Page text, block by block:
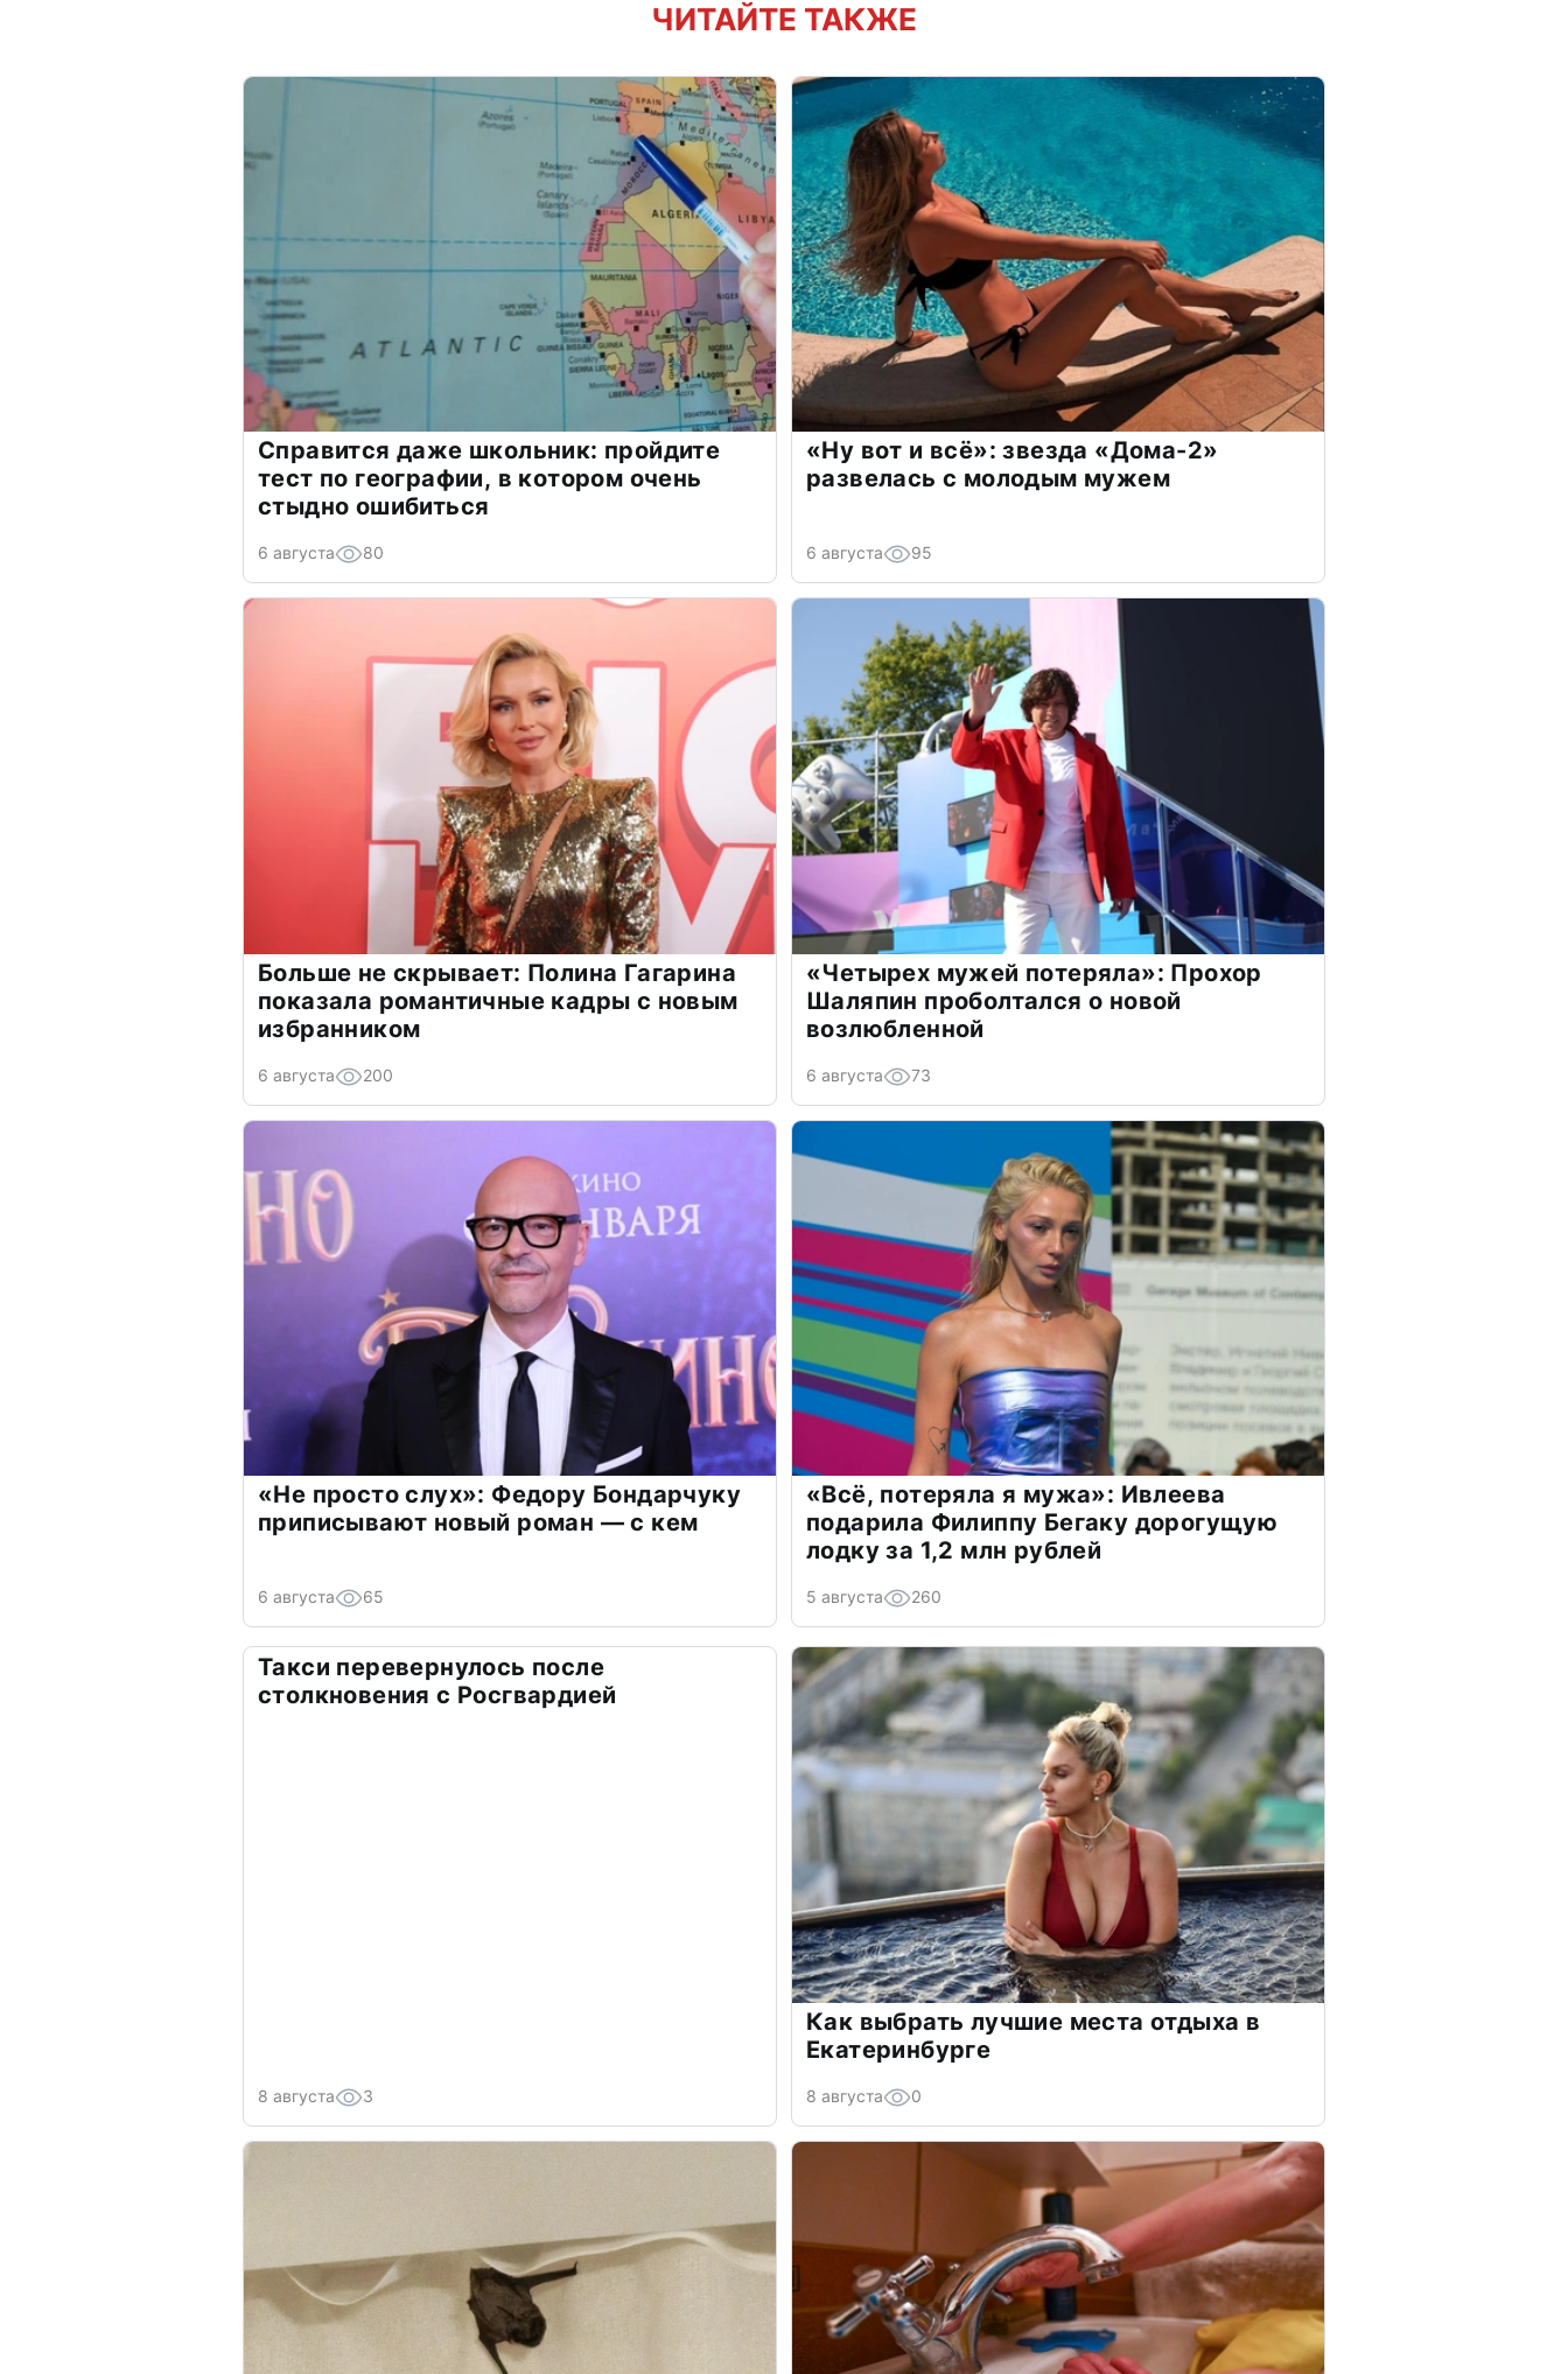
ЧИТАЙТЕ ТАКЖЕ
Справится даже школьник: пройдите
тест по географии, в котором очень
стыдно ошибиться
6 августа 80
«Ну вот и всё»: звезда «Дома-2»
развелась с молодым мужем
6 августа 95
Больше не скрывает: Полина Гагарина
показала романтичные кадры с новым
избранником
6 августа 200
«Четырех мужей потеряла»: Прохор
Шаляпин проболтался о новой
возлюбленной
6 августа 73
«Не просто слух»: Федору Бондарчуку
приписывают новый роман — с кем
6 августа 65
«Всё, потеряла я мужа»: Ивлеева
подарила Филиппу Бегаку дорогущую
лодку за 1,2 млн рублей
5 августа 260
Такси перевернулось после
столкновения с Росгвардией
8 августа 3
Как выбрать лучшие места отдыха в
Екатеринбурге
8 августа 0